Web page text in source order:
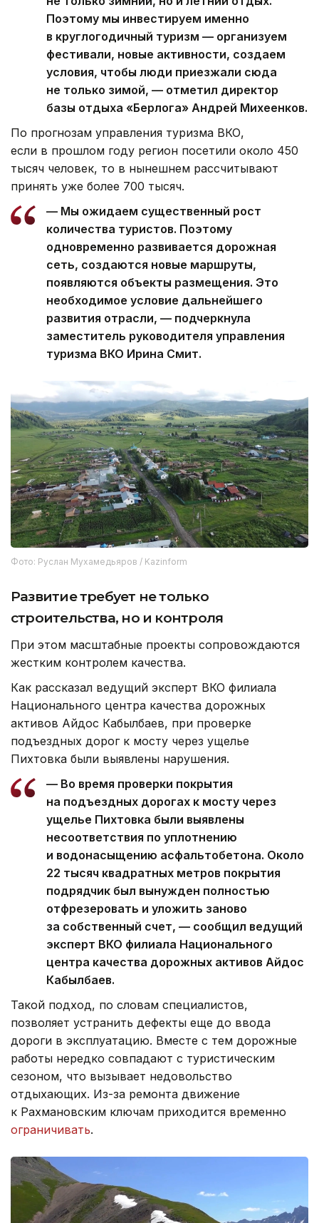
Поэтому мы инвестируем именно
в круглогодичный туризм — организуем
фестивали, новые активности, создаем
условия, чтобы люди приезжали сюда
не только зимой, — отметил директор
базы отдыха «Берлога» Андрей Михеенков.
По прогнозам управления туризма ВКО,
если в прошлом году регион посетили около 450
тысяч человек, то в нынешнем рассчитывают
принять уже более 700 тысяч.
— Мы ожидаем существенный рост
количества туристов. Поэтому
одновременно развивается дорожная
сеть, создаются новые маршруты,
появляются объекты размещения. Это
необходимое условие дальнейшего
развития отрасли, — подчеркнула
заместитель руководителя управления
туризма ВКО Ирина Смит.
Фото: Руслан Мухамедьяров / Kazinform
Развитие требует не только
строительства, но и контроля
При этом масштабные проекты сопровождаются
жестким контролем качества.
Как рассказал ведущий эксперт ВКО филиала
Национального центра качества дорожных
активов Айдос Кабылбаев, при проверке
подъездных дорог к мосту через ущелье
Пихтовка были выявлены нарушения.
— Во время проверки покрытия
на подъездных дорогах к мосту через
ущелье Пихтовка были выявлены
несоответствия по уплотнению
и водонасыщению асфальтобетона. Около
22 тысяч квадратных метров покрытия
подрядчик был вынужден полностью
отфрезеровать и уложить заново
за собственный счет, — сообщил ведущий
эксперт ВКО филиала Национального
центра качества дорожных активов Айдос
Кабылбаев.
Такой подход, по словам специалистов,
позволяет устранить дефекты еще до ввода
дороги в эксплуатацию. Вместе с тем дорожные
работы нередко совпадают с туристическим
сезоном, что вызывает недовольство
отдыхающих. Из-за ремонта движение
к Рахмановским ключам приходится временно
ограничивать.